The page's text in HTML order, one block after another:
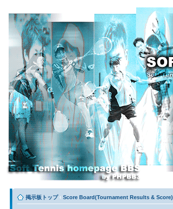
掲示板トップ ‹ Score Board(Tournament Results & Score)